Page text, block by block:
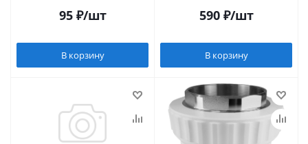
95₽/шт
В корзину
590₽/шт
В корзину